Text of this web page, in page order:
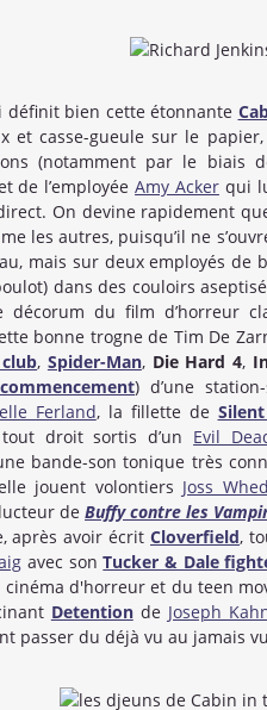
définit bien cette étonnante
et casse-gueule sur le papier,
(notamment par le biais
de l’employéeAmy Ackerqui
On devine rapidement
les autres, puisqu’il ne
mais sur deux employés
dans des couloirs
du film d’horreur
bonne trogne de Tim De
, Spider-Man, Die Hard 4,
) d’une
Ferland, la fillette de
droit sortis d’un Evil
bande-son tonique très
jouent volontiers Joss
de Buffy contre les
après avoir écrit Cloverfield,
avec sonTucker & Dale
cinéma d'horreur et du teen
Detentionde Joseph
passer du déjà vu au jamais